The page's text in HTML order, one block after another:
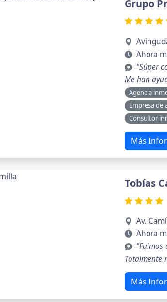
Grupo
Ahora
"Súper
Me han
Agencia
Empresa de
Consultor
Más
Tobías
Av.
Ahora
"Fuimos
Totalmente
Más